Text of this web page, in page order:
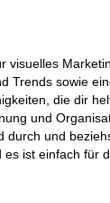
Trends sowie
die dir
und
und
ist einfach für